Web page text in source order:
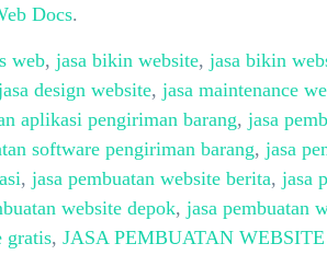
Docs.
web, jasa bikin website, jasa bikin
design website, jasa maintenance
aplikasi pengiriman barang, jasa
software pengiriman barang, jasa
, jasa pembuatan website berita, jasa
website depok, jasa pembuatan
gratis, JASA PEMBUATAN